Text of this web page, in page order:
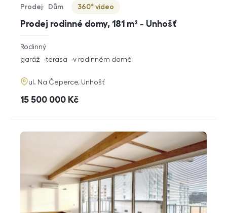
Prodej rodinné domy, 181 m² - Unhošť
Typ nabídky
Prodej
Typ nemovitosti
Dům
Virtuální prohlídka
360° video
rozměry
dispozice
Rodinný
funkce
garáž terasa v rodinném domě
adresa
ul. Na Čeperce, Unhošť
cena
15 500 000 Kč